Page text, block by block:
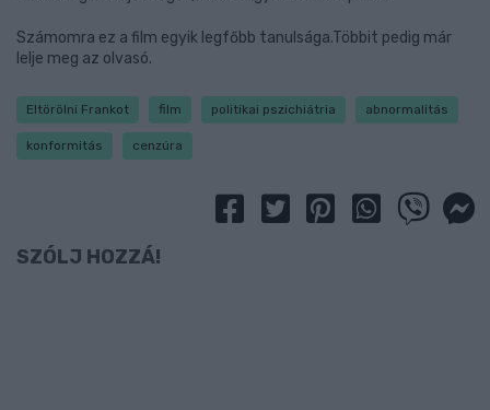
Számomra ez a film egyik legfőbb tanulsága.Többit pedig már
lelje meg az olvasó.
Eltörölni Frankot film politikai pszichiátria abnormalitás
konformitás cenzúra
SZÓLJ HOZZÁ!